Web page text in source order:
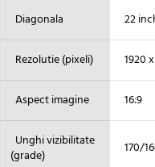
Diagonala 22
Rezolutie (pixeli) 1920
Aspect imagine 16:9
Unghi vizibilitate
(grade)
170/